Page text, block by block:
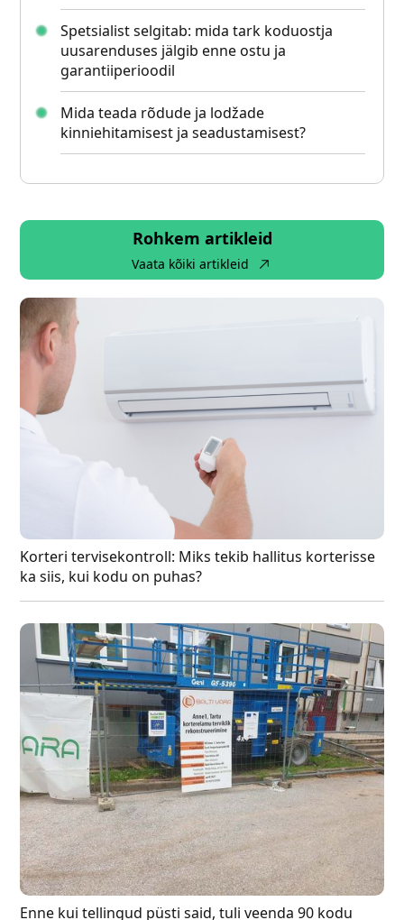
Spetsialist selgitab: mida tark koduostja
uusarenduses jälgib enne ostu ja
garantiiperioodil
Mida teada rõdude ja lodžade
kinniehitamisest ja seadustamisest?
Rohkem artikleid
Vaata kõiki artikleid
Korteri tervisekontroll: Miks tekib hallitus korterisse
ka siis, kui kodu on puhas?
Enne kui tellingud püsti said, tuli veenda 90 kodu